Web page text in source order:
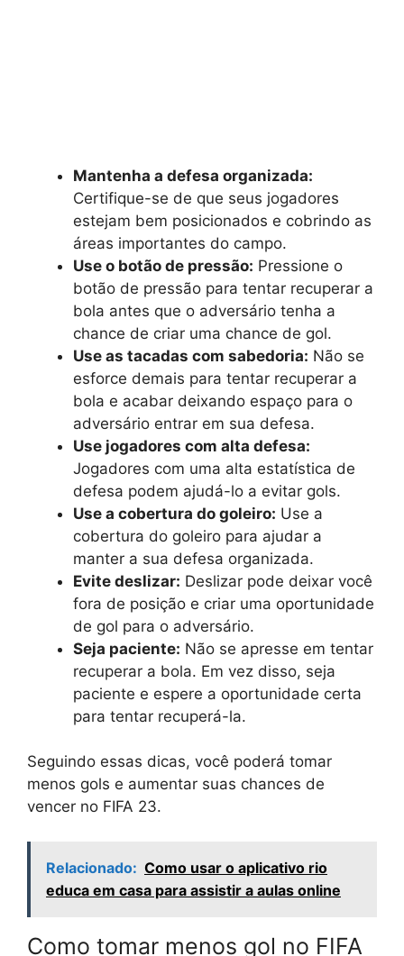
Mantenha a defesa organizada:
Certifique-se de que seus jogadores
estejam bem posicionados e cobrindo as
áreas importantes do campo.
Use o botão de pressão: Pressione o
botão de pressão para tentar recuperar a
bola antes que o adversário tenha a
chance de criar uma chance de gol.
Use as tacadas com sabedoria: Não se
esforce demais para tentar recuperar a
bola e acabar deixando espaço para o
adversário entrar em sua defesa.
Use jogadores com alta defesa:
Jogadores com uma alta estatística de
defesa podem ajudá-lo a evitar gols.
Use a cobertura do goleiro: Use a
cobertura do goleiro para ajudar a
manter a sua defesa organizada.
Evite deslizar: Deslizar pode deixar você
fora de posição e criar uma oportunidade
de gol para o adversário.
Seja paciente: Não se apresse em tentar
recuperar a bola. Em vez disso, seja
paciente e espere a oportunidade certa
para tentar recuperá-la.
Seguindo essas dicas, você poderá tomar
menos gols e aumentar suas chances de
vencer no FIFA 23.
Relacionado: Como usar o aplicativo rio
educa em casa para assistir a aulas online
Como tomar menos gol no FIFA